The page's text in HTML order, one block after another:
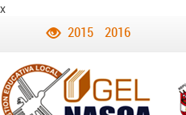
x
2015 2016